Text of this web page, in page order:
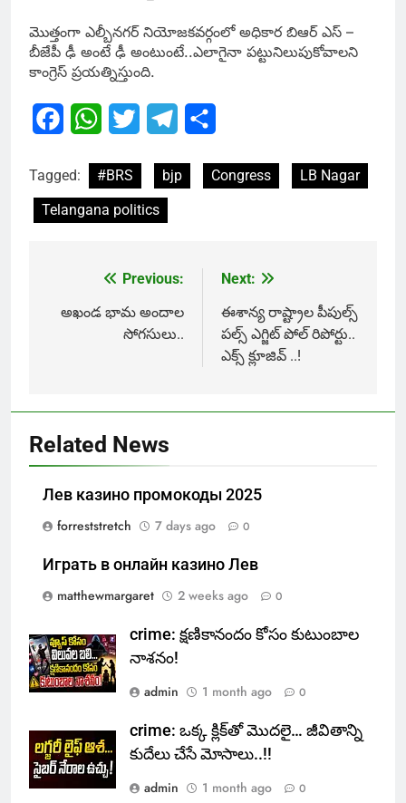
మొత్తంగా ఎల్బీన‌గ‌ర్ నియోజ‌క‌వ‌ర్గంలో అధికార బిఆర్ ఎస్ –
బీజేపీ ఢీ అంటే ఢీ అంటుంటే..ఎలాగైనా ప‌ట్టునిలుపుకోవాల‌ని
కాంగ్రెస్ ప్ర‌య‌త్నిస్తుంది.
FacebookWhatsApp
Twitter Telegram
Tagged: #BRS bjp Congress
LB Nagar
Telangana politics
navigation
Previous:
అఖండ భామ అందాల
సోగ‌సులు..
Next:
ఈశాన్య రాష్ట్రాల పీపుల్స్
పల్స్ ఎగ్జిట్ పోల్ రిపోర్టు..
ఎక్స్ క్లూజివ్ ..!
Related News
Лев казино промокоды 2025
forreststretch
7 days ago 0
Играть в онлайн казино Лев
matthewmargaret
2 weeks ago 0
crime: క్షణికానందం కోసం కుటుంబాల
నాశనం!
admin
1 month ago 0
crime: ఒక్క క్లిక్‌తో మొదలై… జీవితాన్ని
కుదేలు చేసే మోసాలు..!!
admin
1 month ago 0